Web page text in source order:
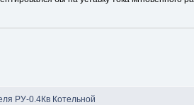
РУ-0.4Кв Котельной